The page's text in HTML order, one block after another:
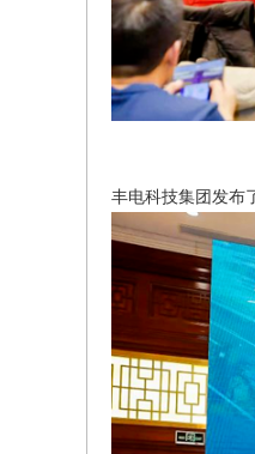
丰电科技集团发布